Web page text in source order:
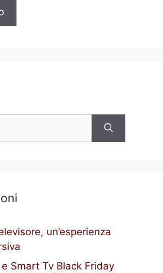
un’esperienza
Smart Tv Black Friday